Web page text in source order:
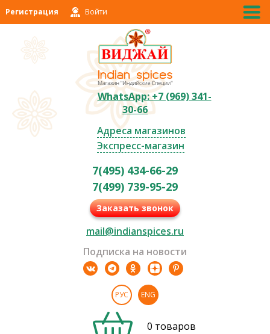
Регистрация Войти
WhatsApp: +7 (969) 341-
30-66
Адреса магазинов
Экспресс-магазин
7(495) 434-66-29
7(499) 739-95-29
Заказать звонок
mail@indianspices.ru
Подписка на новости
РУС ENG
0 товаров